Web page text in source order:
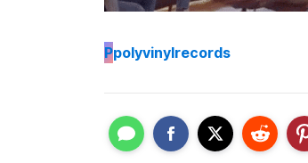
Ppolyvinylrecords